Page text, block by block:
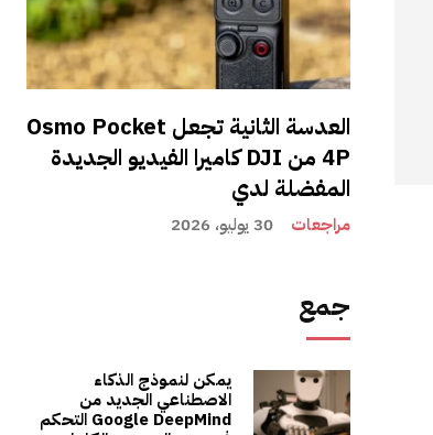
العدسة الثانية تجعل Osmo Pocket
4P من DJI كاميرا الفيديو الجديدة
المفضلة لدي
مراجعات 30 يوليو، 2026
جمع
يمكن لنموذج الذكاء
الاصطناعي الجديد من
Google DeepMind التحكم